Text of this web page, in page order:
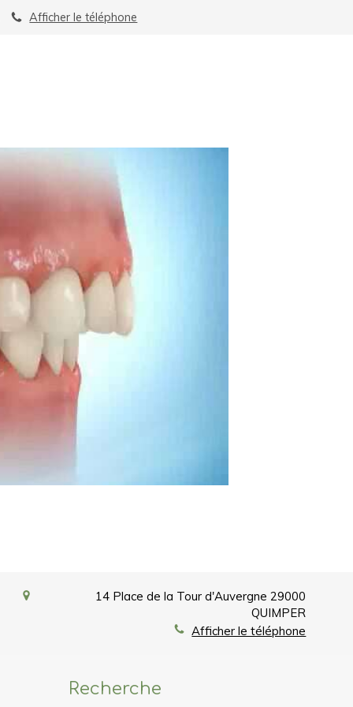
Afficher le téléphone
14 Place de la Tour d'Auvergne 29000
QUIMPER
Afficher le téléphone
Recherche